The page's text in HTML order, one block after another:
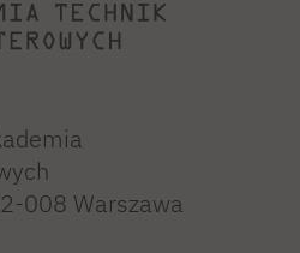
008 Warszawa